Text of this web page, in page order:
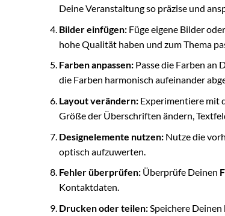
Deine Veranstaltung so präzise und
Bilder einfügen:Füge eigene Bilder
hohe Qualität haben und zum Thema
Farben anpassen:Passe die Farben an
die Farben harmonisch aufeinander
Layout verändern:Experimentiere mit
Größe der Überschriften ändern,
Designelemente nutzen:Nutze die
optisch aufzuwerten.
Fehler überprüfen:Überprüfe Deinen
Kontaktdaten.
Drucken oder teilen:Speichere Deinen